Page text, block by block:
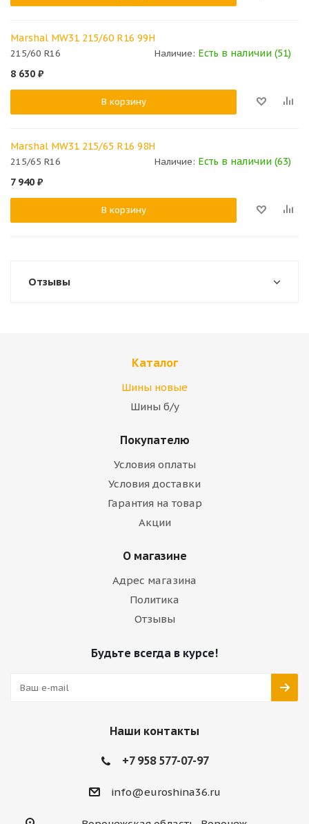
Marshal MW31 215/60 R16 99H
215/60 R16 Наличие: Есть в наличии (51)
8 630 ₽
В корзину
Marshal MW31 215/65 R16 98H
215/65 R16 Наличие: Есть в наличии (63)
7 940 ₽
В корзину
Отзывы
Каталог
Шины новые
Шины б/у
Покупателю
Условия оплаты
Условия доставки
Гарантия на товар
Акции
О магазине
Адрес магазина
Политика
Отзывы
Будьте всегда в курсе!
Наши контакты
+7 958 577-07-97
info@euroshina36.ru